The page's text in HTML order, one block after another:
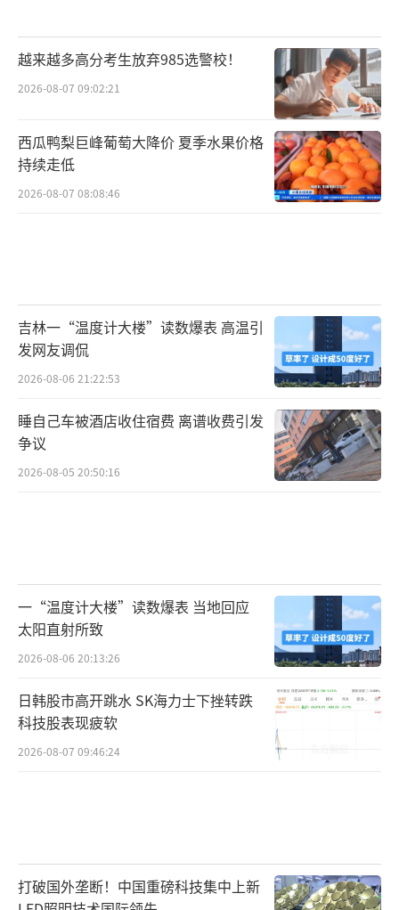
越来越多高分考生放弃985选警校！
2026-08-07 09:02:21
西瓜鸭梨巨峰葡萄大降价 夏季水果价格
持续走低
2026-08-07 08:08:46
吉林一“温度计大楼”读数爆表 高温引
发网友调侃
2026-08-06 21:22:53
睡自己车被酒店收住宿费 离谱收费引发
争议
2026-08-05 20:50:16
一“温度计大楼”读数爆表 当地回应
太阳直射所致
2026-08-06 20:13:26
日韩股市高开跳水 SK海力士下挫转跌
科技股表现疲软
2026-08-07 09:46:24
打破国外垄断！中国重磅科技集中上新